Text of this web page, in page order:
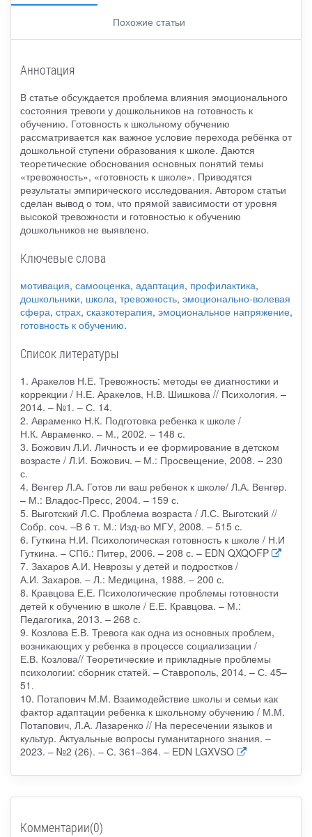
Похожие статьи
Аннотация
В статье обсуждается проблема влияния эмоционального
состояния тревоги у дошкольников на готовность к
обучению. Готовность к школьному обучению
рассматривается как важное условие перехода ребёнка от
дошкольной ступени образования к школе. Даются
теоретические обоснования основных понятий темы
«тревожность», «готовность к школе». Приводятся
результаты эмпирического исследования. Автором статьи
сделан вывод о том, что прямой зависимости от уровня
высокой тревожности и готовностью к обучению
дошкольников не выявлено.
Ключевые слова
мотивация, самооценка, адаптация, профилактика,
дошкольники, школа, тревожность, эмоционально-волевая
сфера, страх, сказкотерапия, эмоциональное напряжение,
готовность к обучению.
Список литературы
1. Аракелов Н.Е. Тревожность: методы ее диагностики и
коррекции / Н.Е. Аракелов, Н.В. Шишкова // Психология. –
2014. – №1. – С. 14.
2. Авраменко Н.К. Подготовка ребенка к школе /
Н.К. Авраменко. – М., 2002. – 148 с.
3. Божович Л.И. Личность и ее формирование в детском
возрасте / Л.И. Божович. – М.: Просвещение, 2008. – 230
с.
4. Венгер Л.А. Готов ли ваш ребенок к школе/ Л.А. Венгер.
– М.: Владос-Пресс, 2004. – 159 с.
5. Выготский Л.С. Проблема возраста / Л.С. Выготский //
Собр. соч. –В 6 т. М.: Изд-во МГУ, 2008. – 515 с.
6. Гуткина Н.И. Психологическая готовность к школе / Н.И
Гуткина. – СПб.: Питер, 2006. – 208 с. – EDN QXQOFP
7. Захаров А.И. Неврозы у детей и подростков /
А.И. Захаров. – Л.: Медицина, 1988. – 200 с.
8. Кравцова Е.Е. Психологические проблемы готовности
детей к обучению в школе / Е.Е. Кравцова. – М.:
Педагогика, 2013. – 268 с.
9. Козлова Е.В. Тревога как одна из основных проблем,
возникающих у ребенка в процессе социализации /
Е.В. Козлова// Теоретические и прикладные проблемы
психологии: сборник статей. – Ставрополь, 2014. – С. 45–
51.
10. Потапович М.М. Взаимодействие школы и семьи как
фактор адаптации ребенка к школьному обучению / М.М.
Потапович, Л.А. Лазаренко // На пересечении языков и
культур. Актуальные вопросы гуманитарного знания. –
2023. – №2 (26). – С. 361–364. – EDN LGXVSO
Комментарии(0)